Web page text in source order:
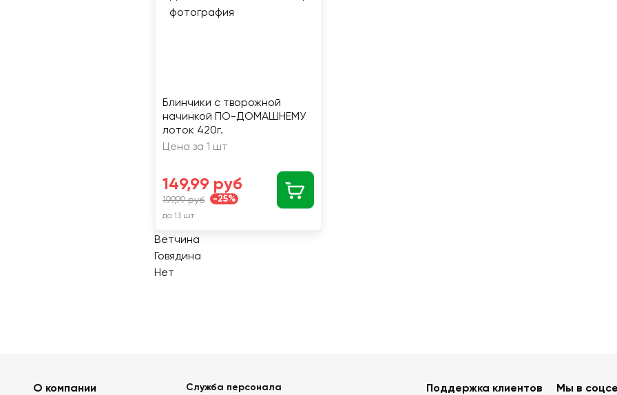
Блинчики с творожной
начинкой ПО-ДОМАШНЕМУ
лоток 420г.
Цена за 1 шт
149,99 руб
199,99 руб -25%
до 13 шт
Ветчина
Говядина
Нет
О компании
Служба персонала
Поддержка клиентов Мы в